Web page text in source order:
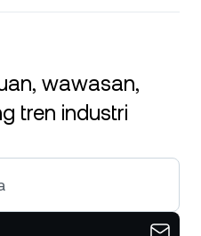
wawasan,
tren industri